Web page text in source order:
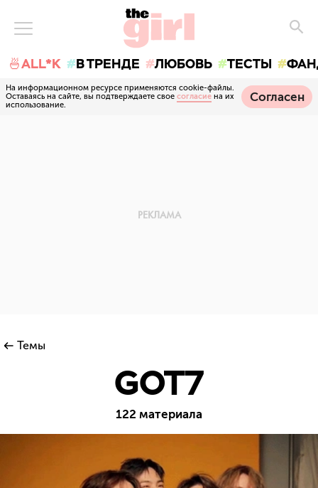
🍜ALL*K В ТРЕНДЕ ЛЮБОВЬ ТЕСТЫ
На информационном ресурсе применяются cookie-файлы.
Оставаясь на сайте, вы подтверждаете свое согласие на их
использование.
Согласен
Темы
GOT7
122 материала